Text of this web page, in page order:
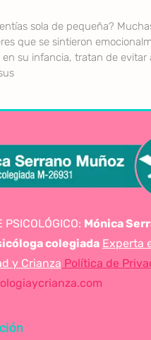
sola de pequeña?
que se sintieron
en su infancia, tratan de evitar
PSICOLÓGICO: Mónica
colegiada Experta
y Crianza Política de